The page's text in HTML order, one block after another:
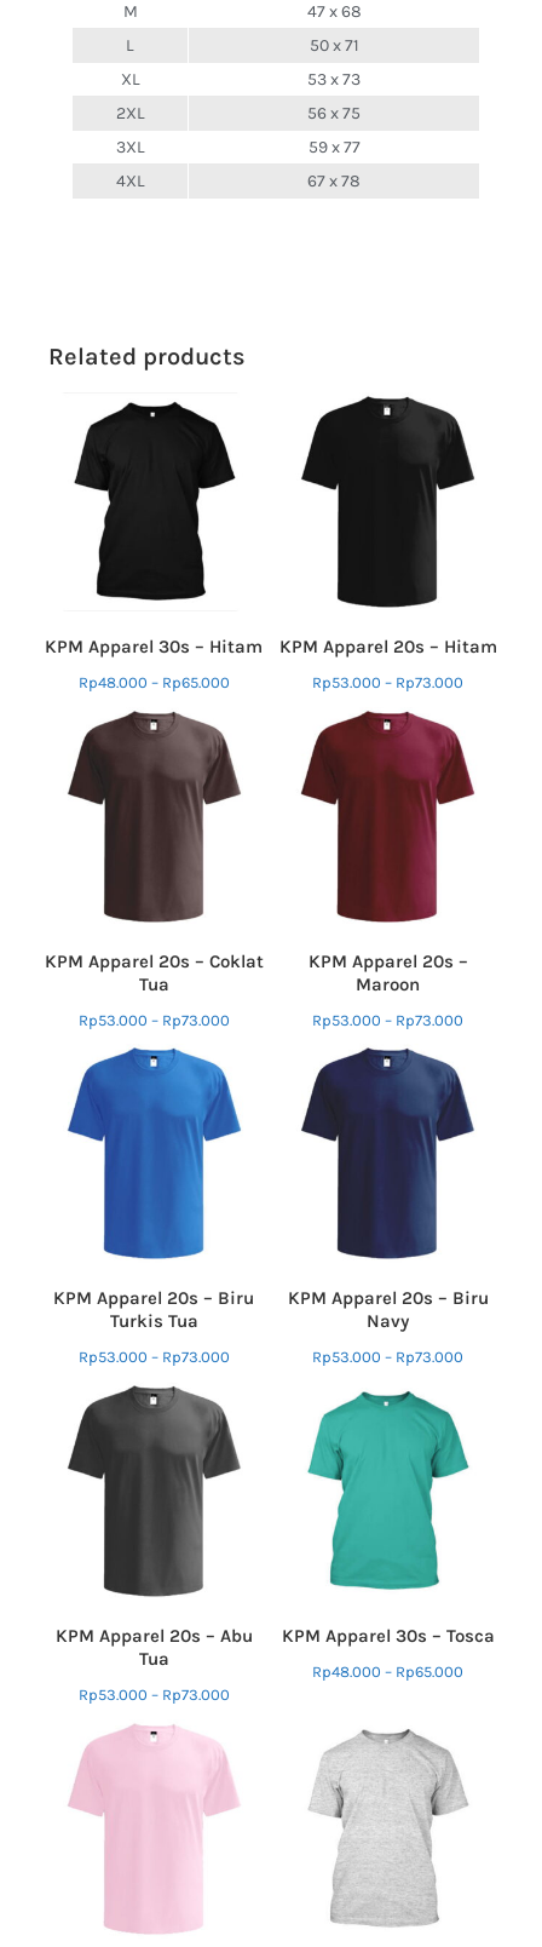
M
47 x 68
L
50 x 71
XL
53 x 73
2XL
56 x 75
3XL
59 x 77
4XL
67 x 78
Related products
KPM Apparel 30s – Hitam
Rp48.000 – Rp65.000
KPM Apparel 20s – Hitam
Rp53.000 – Rp73.000
KPM Apparel 20s – Coklat
Tua
Rp53.000 – Rp73.000
KPM Apparel 20s –
Maroon
Rp53.000 – Rp73.000
KPM Apparel 20s – Biru
Turkis Tua
Rp53.000 – Rp73.000
KPM Apparel 20s – Biru
Navy
Rp53.000 – Rp73.000
KPM Apparel 20s – Abu
Tua
Rp53.000 – Rp73.000
KPM Apparel 30s – Tosca
Rp48.000 – Rp65.000